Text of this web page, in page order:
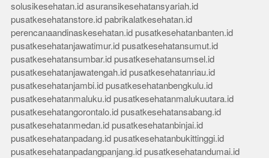
solusikesehatan.id asuransikesehatansyariah.id
pusatkesehatanstore.id pabrikalatkesehatan.id
perencanaandinaskesehatan.id pusatkesehatanbanten.id
pusatkesehatanjawatimur.id pusatkesehatansumut.id
pusatkesehatansumbar.id pusatkesehatansumsel.id
pusatkesehatanjawatengah.id pusatkesehatanriau.id
pusatkesehatanjambi.id pusatkesehatanbengkulu.id
pusatkesehatanmaluku.id pusatkesehatanmalukuutara.id
pusatkesehatangorontalo.id pusatkesehatansabang.id
pusatkesehatanmedan.id pusatkesehatanbinjai.id
pusatkesehatanpadang.id pusatkesehatanbukittinggi.id
pusatkesehatanpadangpanjang.id pusatkesehatandumai.id